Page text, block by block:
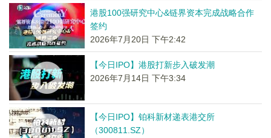
港股100强研究中心&链界资本完成战略合作
签约
2026年7月20日 下午2:42
【今日IPO】港股打新步入破发潮
2026年7月14日 下午3:34
【今日IPO】铂科新材递表港交所
（300811.SZ）